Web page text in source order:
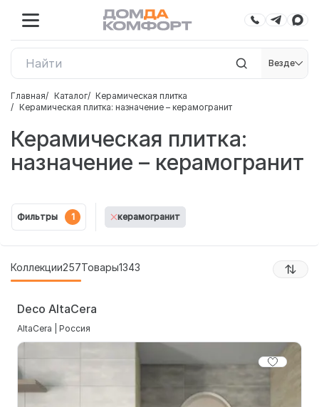
Везде
Главная Каталог
Керамическая плитка
Керамическая плитка: назначение – керамогранит
Керамическая плитка:
назначение – керамогранит
Фильтры 1 керамогранит
Коллекции257Товары1343
Deco AltaCera
AltaCera | Россия